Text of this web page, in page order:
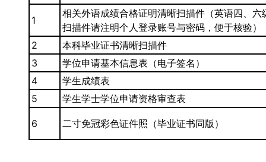
1
相关外语成绩合格证明清晰扫描件（英语四、六
扫描件请注明个人登录账号与密码，便于核验）
2
本科毕业证书清晰扫描件
3
学位申请基本信息表（电子签名）
4
学生成绩表
5
学生学士学位申请资格审查表
6 二寸免冠彩色证件照（毕业证书同版）